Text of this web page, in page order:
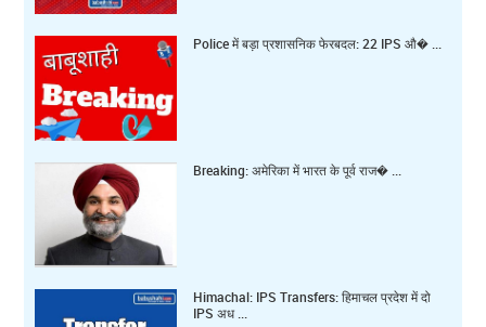
Police में बड़ा प्रशासनिक फेरबदल: 22 IPS औ� ...
Breaking: अमेरिका में भारत के पूर्व राज� ...
Himachal: IPS Transfers: हिमाचल प्रदेश में दो
IPS अध ...